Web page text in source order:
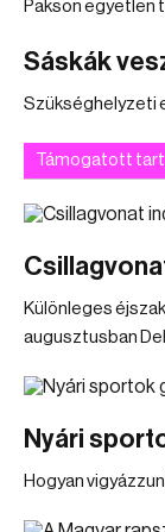
Pakson egyetlen
Sáskák
Szükséghelyzeti
Támogatott
Különleges
augusztusban
Nyári
Hogyan